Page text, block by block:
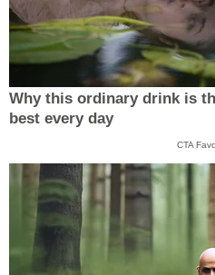
Why this ordinary drink is
best every day
CTA